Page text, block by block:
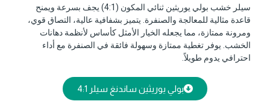
سيلر خشب بولي يوريثين ثنائي المكون (4:1) يجف بسرعة ويمنح
قاعدة مثالية للمعالجة والصنفرة. يتميز بشفافية عالية، التصاق قوي،
ومرونة ممتازة، مما يجعله الخيار الأمثل كأساس لأنظمة دهانات
الخشب. يوفر تغطية ممتازة وسهولة فائقة في الصنفرة مع أداء
احترافي يدوم طويلاً.
بولي يوريثين ساندنغ سيلر 4:1